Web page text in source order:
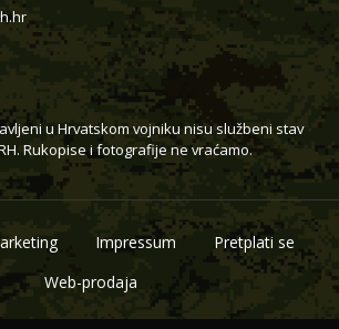
u Hrvatskom vojniku nisu službeni stav
Rukopise i fotografije ne vraćamo.
Impressum
Pretplati se
Web-prodaja